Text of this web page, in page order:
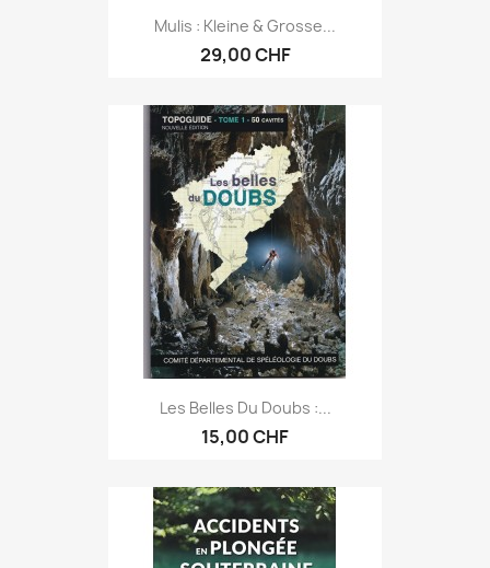
Mulis : Kleine & Grosse...
29,00 CHF
Les Belles Du Doubs :...
15,00 CHF